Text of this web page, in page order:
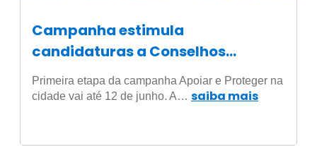
Campanha estimula
candidaturas a Conselhos
Tutelares em São Paulo
Primeira etapa da campanha Apoiar e Proteger na
cidade vai até 12 de junho. A… saiba mais